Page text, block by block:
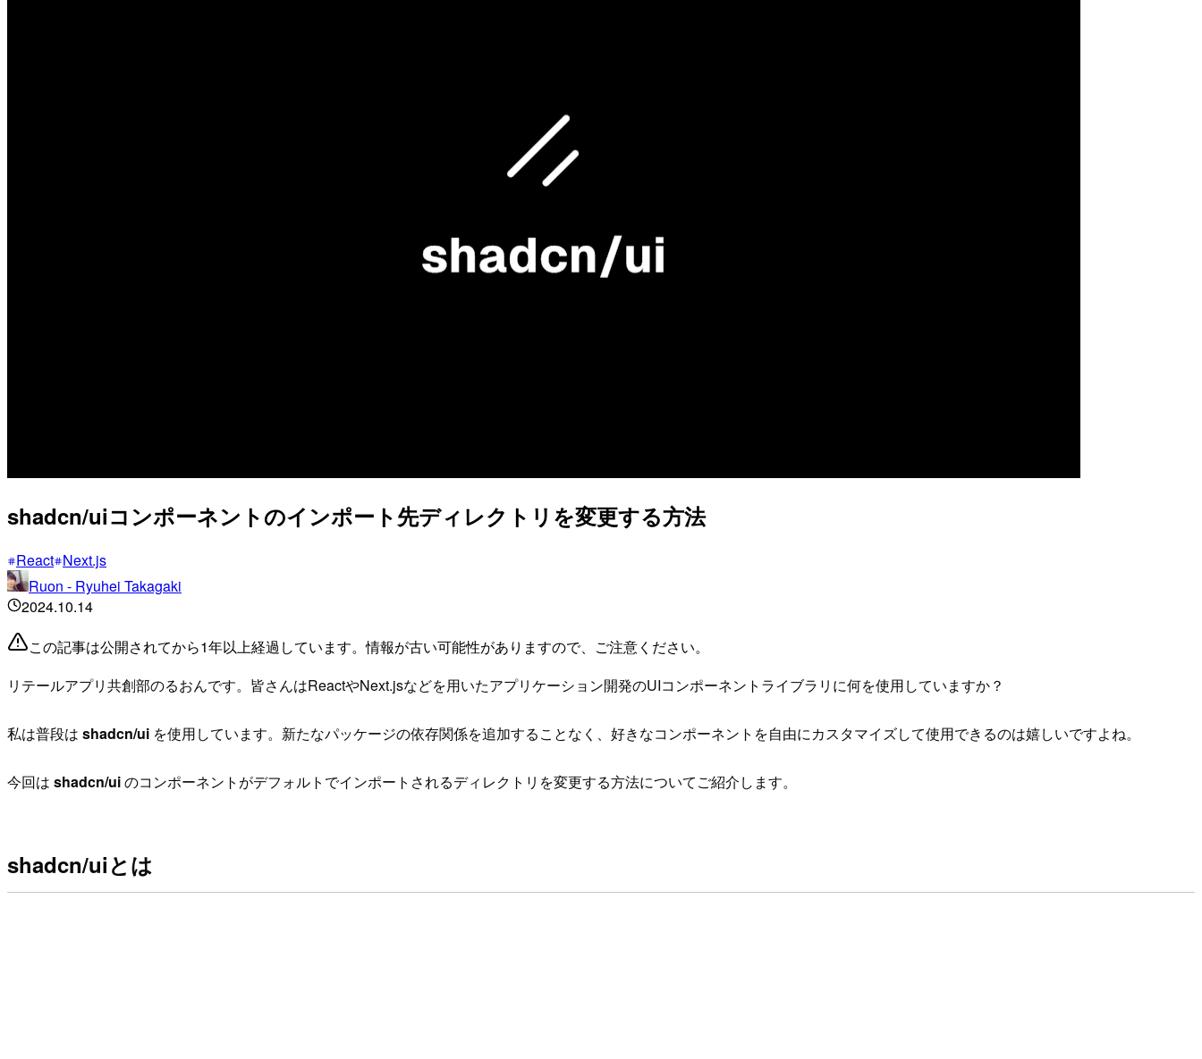
shadcn/uiコンポーネントのインポート先ディレクトリを変更する方法
React Next.js
Ruon - Ryuhei Takagaki
2024.10.14
この記事は公開されてから1年以上経過しています。情報が古い可能性がありますので、ご注意ください。
リテールアプリ共創部のるおんです。皆さんはReactやNext.jsなどを用いたアプリケーション開発のUIコンポーネントライブラリに何を使用していますか？
私は普段は shadcn/ui を使用しています。新たなパッケージの依存関係を追加することなく、好きなコンポーネントを自由にカスタマイズして使用できるのは嬉しいですよね。
今回は shadcn/uiのコンポーネントがデフォルトでインポートされるディレクトリを変更する方法についてご紹介します。
shadcn/uiとは